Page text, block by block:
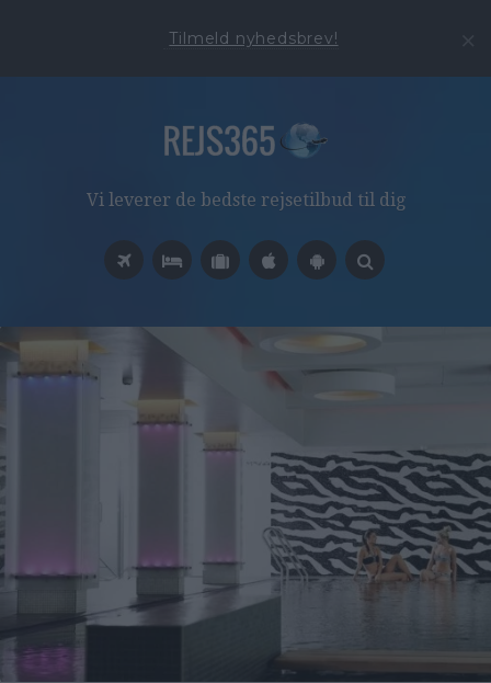
Tilmeld nyhedsbrev!
Vi leverer de bedste rejsetilbud til dig